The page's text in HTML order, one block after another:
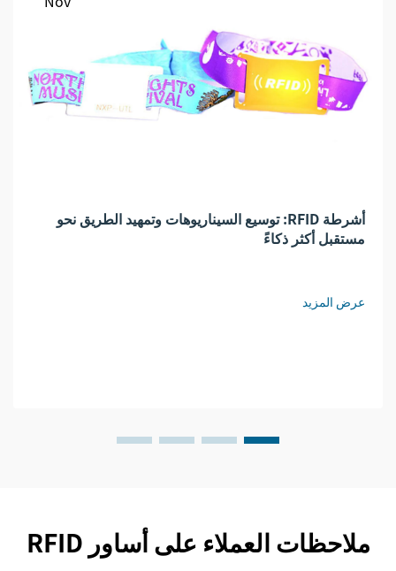
أشرطة RFID: توسيع السيناريوهات وتمهيد الطريق نحو
مستقبل أكثر ذكاءً
عرض المزيد
ملاحظات العملاء على أساور RFID